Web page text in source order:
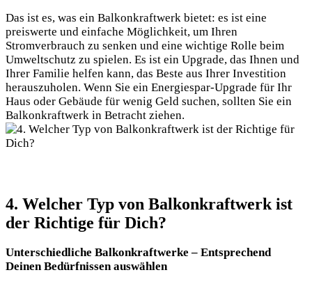
Das ist es, was ein⁤ Balkonkraftwerk bietet: es ist eine
preiswerte und einfache ⁣Möglichkeit, um Ihren​
Stromverbrauch zu senken und eine wichtige Rolle beim
Umweltschutz zu spielen. Es ist ein‍ Upgrade, das ⁤Ihnen und
Ihrer Familie helfen kann, das Beste aus Ihrer Investition‌
herauszuholen. Wenn Sie ein Energiespar-Upgrade für ‌Ihr
Haus oder Gebäude für wenig Geld suchen, sollten Sie ein
Balkonkraftwerk‍ in ⁣Betracht ziehen.
4. Welcher Typ ‌von Balkonkraftwerk ⁤ist
der Richtige⁢ für Dich?
Unterschiedliche Balkonkraftwerke – Entsprechend
Deinen Bedürfnissen auswählen